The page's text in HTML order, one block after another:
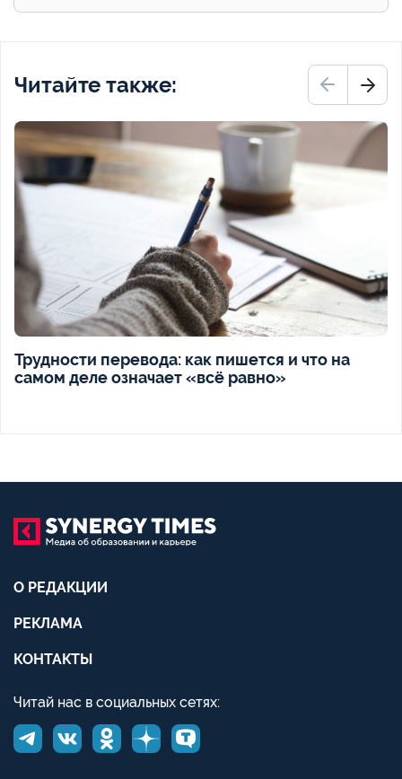
Читайте также:
Трудности перевода: как пишется и что на
самом деле означает «всё равно»
О РЕДАКЦИИ
РЕКЛАМА
КОНТАКТЫ
Читай нас в социальных сетях: